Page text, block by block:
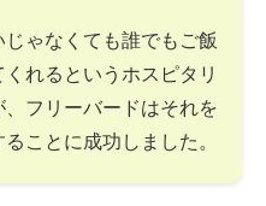
ゃなくても誰でもご飯
れるというホスピタリ
フリーバードはそれを
ことに成功しました。